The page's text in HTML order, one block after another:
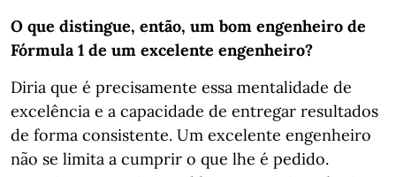
O que distingue, então, um bom engenheiro de
Fórmula 1 de um excelente engenheiro?
Diria que é precisamente essa mentalidade de
excelência e a capacidade de entregar resultados
de forma consistente. Um excelente engenheiro
não se limita a cumprir o que lhe é pedido.